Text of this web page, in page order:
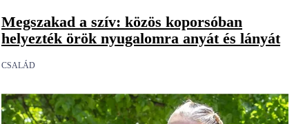
Megszakad a szív: közös koporsóban
helyezték örök nyugalomra anyát és lányát
CSALÁD